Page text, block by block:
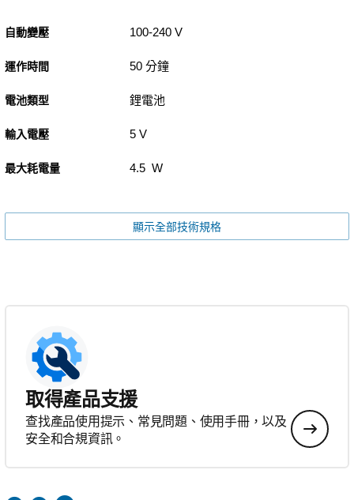
自動變壓 100-240 V
運作時間 50 分鐘
電池類型 鋰電池
輸入電壓 5 V
最大耗電量 4.5 W
顯示全部技術規格
取得產品支援
查找產品使用提示、常見問題、使用手冊，以及
安全和合規資訊。